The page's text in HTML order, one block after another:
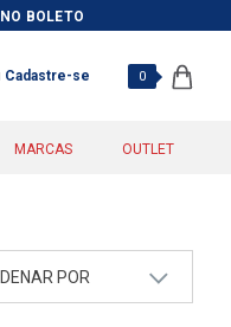
NO BOLETO
Cadastre-se 0
MARCAS OUTLET
POR